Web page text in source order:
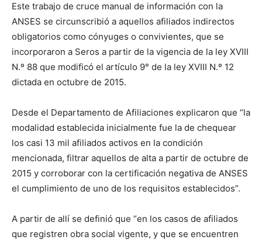
Este trabajo de cruce manual de información con la
ANSES se circunscribió a aquellos afiliados indirectos
obligatorios como cónyuges o convivientes, que se
incorporaron a Seros a partir de la vigencia de la ley XVIII
N.º 88 que modificó el artículo 9° de la ley XVIII N.º 12
dictada en octubre de 2015.
Desde el Departamento de Afiliaciones explicaron que “la
modalidad establecida inicialmente fue la de chequear
los casi 13 mil afiliados activos en la condición
mencionada, filtrar aquellos de alta a partir de octubre de
2015 y corroborar con la certificación negativa de ANSES
el cumplimiento de uno de los requisitos establecidos”.
A partir de allí se definió que “en los casos de afiliados
que registren obra social vigente, y que se encuentren